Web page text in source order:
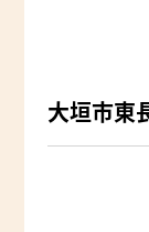
大垣市東